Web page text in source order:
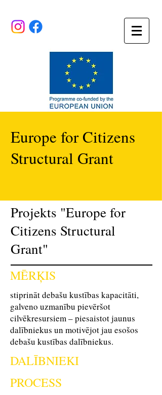
Europe for Citizens
Structural Grant
Projekts "Europe for
Citizens Structural
Grant"
MĒRĶIS
stiprināt debašu kustības kapacitāti,
galveno uzmanību pievēršot
cilvēkresursiem – piesaistot jaunus
dalībniekus un motivējot jau esošos
debašu kustības dalībniekus.
DALĪBNIEKI
PROCESS